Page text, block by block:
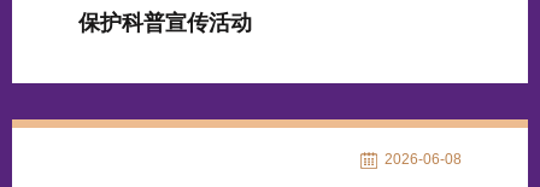
保护科普宣传活动
2026-06-08